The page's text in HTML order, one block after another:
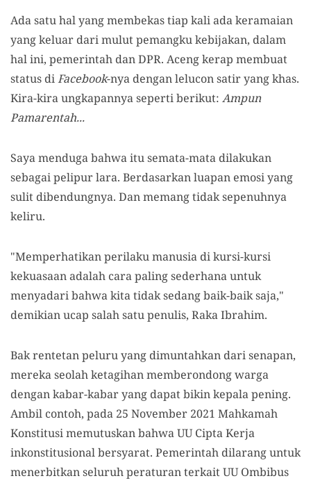
Ada satu hal yang membekas tiap kali ada keramaian
yang keluar dari mulut pemangku kebijakan, dalam
hal ini, pemerintah dan DPR. Aceng kerap membuat
status diFacebook-nya dengan lelucon satir yang khas.
Kira-kira ungkapannya seperti berikut: Ampun
Pamarentah...
Saya menduga bahwa itu semata-mata dilakukan
sebagai pelipur lara. Berdasarkan luapan emosi yang
sulit dibendungnya. Dan memang tidak sepenuhnya
keliru.
"Memperhatikan perilaku manusia di kursi-kursi
kekuasaan adalah cara paling sederhana untuk
menyadari bahwa kita tidak sedang baik-baik saja,"
demikian ucap salah satu penulis, Raka Ibrahim.
Bak rentetan peluru yang dimuntahkan dari senapan,
mereka seolah ketagihan memberondong warga
dengan kabar-kabar yang dapat bikin kepala pening.
Ambil contoh, pada 25 November 2021 Mahkamah
Konstitusi memutuskan bahwa UU Cipta Kerja
inkonstitusional bersyarat. Pemerintah dilarang untuk
menerbitkan seluruh peraturan terkait UU Ombibus